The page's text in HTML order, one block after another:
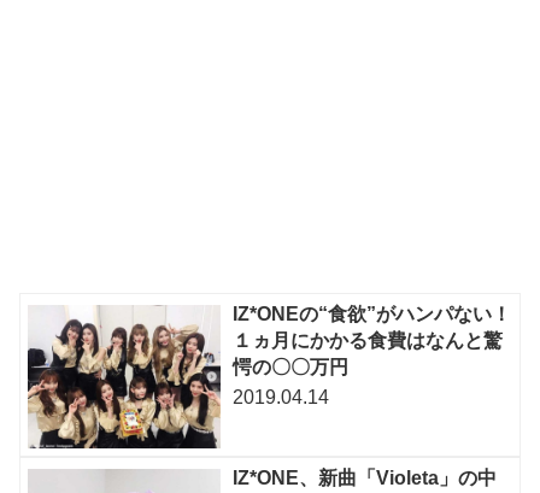
IZ*ONEの“食欲”がハンパない！
１ヵ月にかかる食費はなんと驚
愕の〇〇万円
2019.04.14
IZ*ONE、新曲「Violeta」の中